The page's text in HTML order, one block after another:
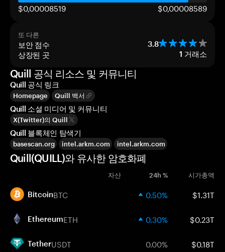
$0,00008519 $0,00008589
또 다른
보안 점수 3.8
상장된 곳 1 거래소
Quill 공식 리소스 및 커뮤니티
Quill 공식 링크
Homepage Quill 백서
Quill 소셜 미디어 및 커뮤니티
X(Twitter)의 Quill
Quill 블록체인 탐색기
basescan.org intel.arkm.com intel.arkm.com
Quill(QUILL)와 유사한 암호화폐
자산 24h % 시가총액
BitcoinBTC 0.50% $1.31T
EthereumETH 0.30% $0.23T
TetherUSDT 0.00% $0.18T